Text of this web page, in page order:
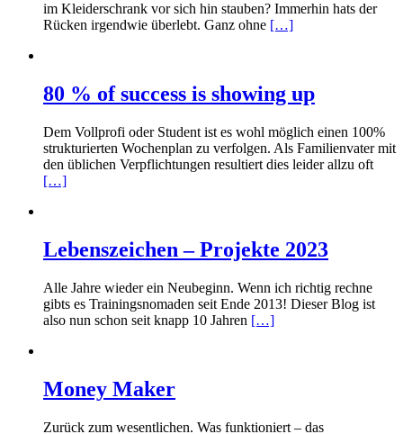
im Kleiderschrank vor sich hin stauben? Immerhin hats der
Rücken irgendwie überlebt. Ganz ohne […]
80 % of success is showing up
Dem Vollprofi oder Student ist es wohl möglich einen 100%
strukturierten Wochenplan zu verfolgen. Als Familienvater mit
den üblichen Verpflichtungen resultiert dies leider allzu oft
[…]
Lebenszeichen – Projekte 2023
Alle Jahre wieder ein Neubeginn. Wenn ich richtig rechne
gibts es Trainingsnomaden seit Ende 2013! Dieser Blog ist
also nun schon seit knapp 10 Jahren […]
Money Maker
Zurück zum wesentlichen. Was funktioniert – das